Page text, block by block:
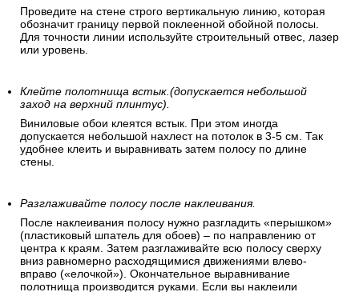
Проведите на стене строго вертикальную линию, которая
обозначит границу первой поклеенной обойной полосы.
Для точности линии используйте строительный отвес, лазер
или уровень.
Клейте полотнища встык.(допускается небольшой
заход на верхний плинтус).
Виниловые обои клеятся встык. При этом иногда
допускается небольшой нахлест на потолок в 3-5 см. Так
удобнее клеить и выравнивать затем полосу по длине
стены.
Разглаживайте полосу после наклеивания.
После наклеивания полосу нужно разгладить «перышком»
(пластиковый шпатель для обоев) – по направлению от
центра к краям. Затем разглаживайте всю полосу сверху
вниз равномерно расходящимися движениями влево-
вправо («елочкой»). Окончательное выравнивание
полотнища производится руками. Если вы наклеили